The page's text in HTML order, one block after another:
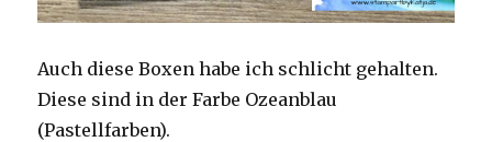
Auch diese Boxen habe ich schlicht gehalten.
Diese sind in der Farbe Ozeanblau
(Pastellfarben).